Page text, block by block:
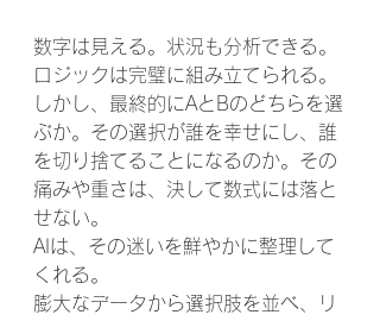
数字は見える。状況も分析できる。
ロジックは完璧に組み立てられる。
しかし、最終的にAとBのどちらを選
ぶか。その選択が誰を幸せにし、誰
を切り捨てることになるのか。その
痛みや重さは、決して数式には落と
せない。
AIは、その迷いを鮮やかに整理して
くれる。
膨大なデータから選択肢を並べ、リ